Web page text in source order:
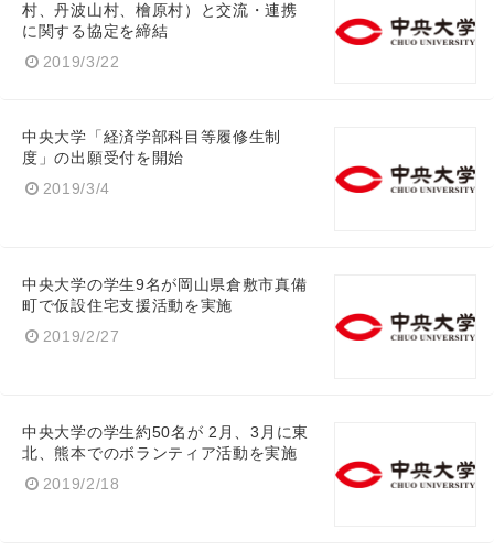
村、丹波山村、檜原村）と交流・連携
に関する協定を締結
2019/3/22
中央大学「経済学部科目等履修生制
度」の出願受付を開始
2019/3/4
中央大学の学生9名が岡山県倉敷市真備
町で仮設住宅支援活動を実施
2019/2/27
中央大学の学生約50名が 2月、3月に東
北、熊本でのボランティア活動を実施
2019/2/18